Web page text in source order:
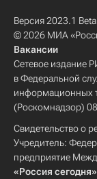
Версия 2023.1 Beta
© 2026 МИА
Вакансии
Сетевое издание
в Федеральной
информационных
(Роскомнадзор)
Свидетельство о
Учредитель:
предприятие
«Россия сегодня»